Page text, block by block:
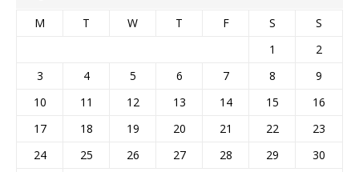
M T W T F S
S
1
2
3
4 5 6 7 8
9
10
11 12 13 14 15
16
17
18 19 20 21 22
23
24
25 26 27 28 29
30